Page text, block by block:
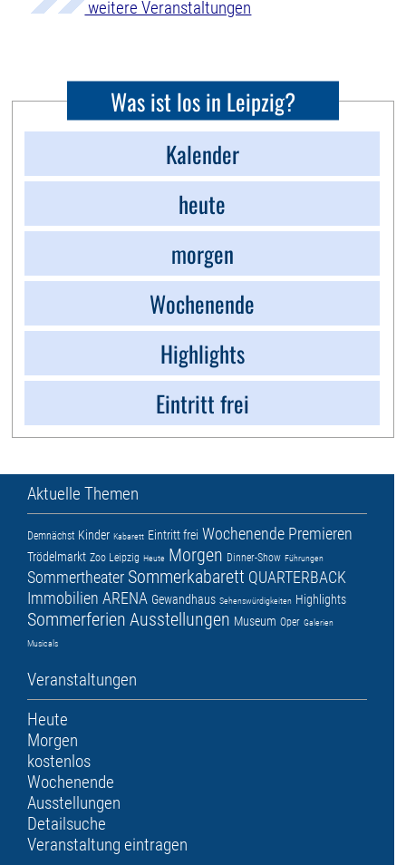
weitere Veranstaltungen
Was ist los in Leipzig?
Kalender
heute
morgen
Wochenende
Highlights
Eintritt frei
Aktuelle Themen
Demnächst Kinder Kabarett Eintritt frei Wochenende Premieren
Trödelmarkt Zoo Leipzig Heute Morgen Dinner-Show Führungen
Sommertheater Sommerkabarett QUARTERBACK
Immobilien ARENA Gewandhaus Sehenswürdigkeiten Highlights
Sommerferien Ausstellungen Museum Oper Galerien
Musicals
Veranstaltungen
Heute
Morgen
kostenlos
Wochenende
Ausstellungen
Detailsuche
Veranstaltung eintragen